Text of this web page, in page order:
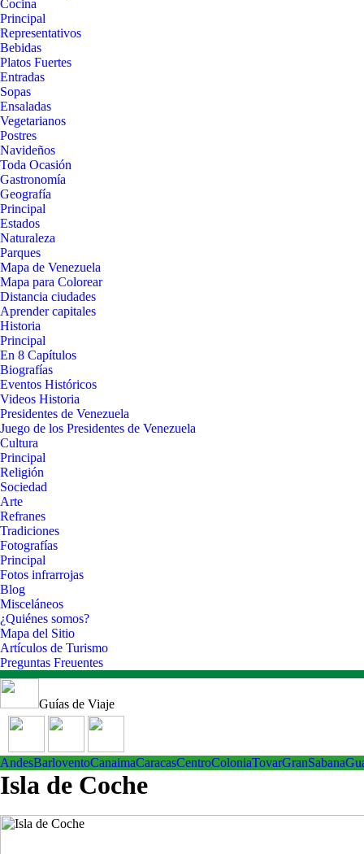
Cocina
Principal
Representativos
Bebidas
Platos Fuertes
Entradas
Sopas
Ensaladas
Vegetarianos
Postres
Navideños
Toda Ocasión
Gastronomía
Geografía
Principal
Estados
Naturaleza
Parques
Mapa de Venezuela
Mapa para Colorear
Distancia ciudades
Aprender capitales
Historia
Principal
En 8 Capítulos
Biografías
Eventos Históricos
Videos Historia
Presidentes de Venezuela
Juego de los Presidentes de Venezuela
Cultura
Principal
Religión
Sociedad
Arte
Refranes
Tradiciones
Fotografías
Principal
Fotos infrarrojas
Blog
Misceláneos
¿Quiénes somos?
Mapa del Sitio
Artículos de Turismo
Preguntas Freuentes
Guías de Viaje
AndesBarloventoCanaimaCaracasCentroColoniaTovarGranSabana
Isla de Coche